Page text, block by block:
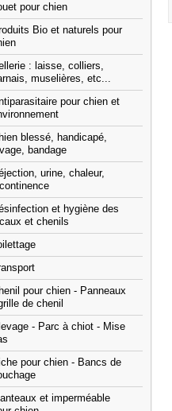
pour chien
Bio et naturels pour
: laisse, colliers,
muselières, etc...
pour chien et
blessé, handicapé,
bandage
urine, chaleur,
et hygiène des
et chenils
pour chien - Panneaux
de chenil
- Parc à chiot - Mise
pour chien - Bancs de
et imperméable